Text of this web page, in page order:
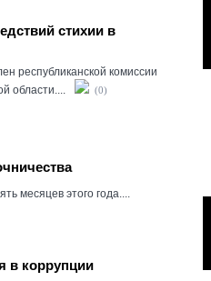
стихии в
республиканской комиссии
области....
(0)
месяцев этого года....
в коррупции